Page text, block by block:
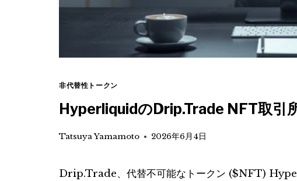
非代替性トークン
HyperliquidのDrip.Trade NFT取引
Tatsuya Yamamoto 2026年6月4日
Drip.Trade、代替不可能なトークン ($NFT)